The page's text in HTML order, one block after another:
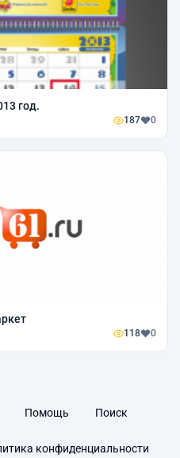
год.
187 0
118 0
Помощь Поиск
конфиденциальности